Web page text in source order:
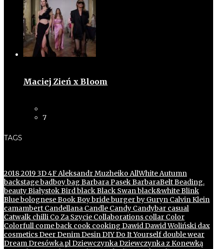
Maciej Zień x Bloom
7
TAGS
20182019 3D4FAleksandr Muzheiko AllWhiteAutumn
backstagebadboybag Barbara PasekBarbaraBeltBeading.
beautyBiałystokBirdblackBlack Swanblack&whiteBlink
BluebologneseBookBoybrideburgerby Guryn Calvin Klein
camambert Candellana Candle Candy Candybar casual
Catwalk chilli Co Za Szycie Collaborations collar Color
Colorfull come back cook cooking DawidDawid Woliński dax
cosmeticsDeerDenimDesinDIYDo It Yourself double wear
DreamDresówka.plDziewczynkaDziewczynka z Konewką